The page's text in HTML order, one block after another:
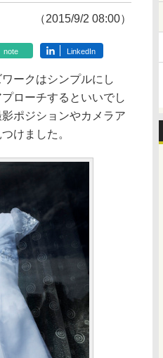
（2015/9/2 08:00）
note LinkedIn
ークはシンプルにし
ローチするといいでし
ポジションやカメラア
けました。